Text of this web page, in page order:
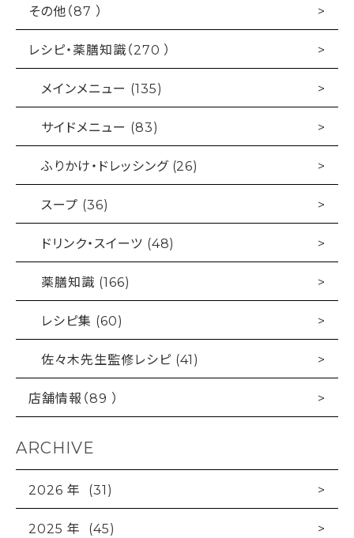
その他（87 ）
レシピ・薬膳知識（270 ）
メインメニュー (135)
サイドメニュー (83)
ふりかけ・ドレッシング (26)
スープ (36)
ドリンク・スイーツ (48)
薬膳知識 (166)
レシピ集 (60)
佐々木先生監修レシピ (41)
店舗情報（89 ）
ARCHIVE
2026 年 (31)
2025 年 (45)